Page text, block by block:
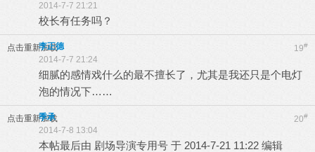
2014-7-7 21:21
校长有任务吗？
点击重新加载 19#
李正德
2014-7-7 21:24
细腻的感情戏什么的最不擅长了，尤其是我还只是个电灯
泡的情况下……
点击重新加载 20#
季承
2014-7-8 13:04
本帖最后由 剧场导演专用号 于 2014-7-21 11:22 编辑